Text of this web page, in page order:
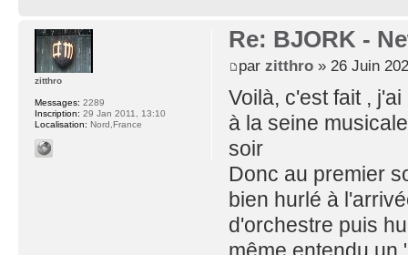
Re: BJORK -
par zitthro» 26 Juin
Voilà, c'est fait ,
à la seine
soir
Donc au premier
bien hurlé à
d'orchestre puis
zitthro
Messages: 2289
Inscription: 29 Jan 2011, 13:10
Localisation: Nord,France